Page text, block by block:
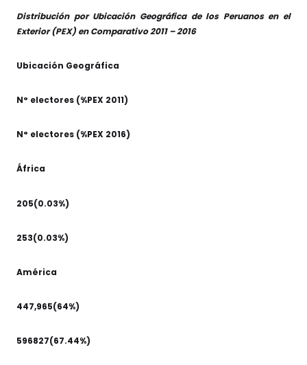
Distribución por Ubicación Geográfica de los Peruanos en el
Exterior (PEX) en Comparativo 2011 – 2016
Ubicación Geográfica
N° electores (%PEX 2011)
N° electores (%PEX 2016)
África
205(0.03%)
253(0.03%)
América
447,965(64%)
596827(67.44%)